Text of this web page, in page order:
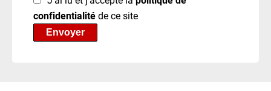
confidentialitéde ce site
Envoyer